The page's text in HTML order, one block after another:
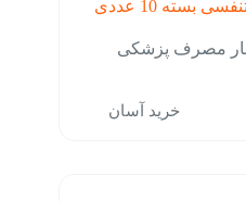
بسته 10 عددی
مصرف پزشکی
خرید آسان